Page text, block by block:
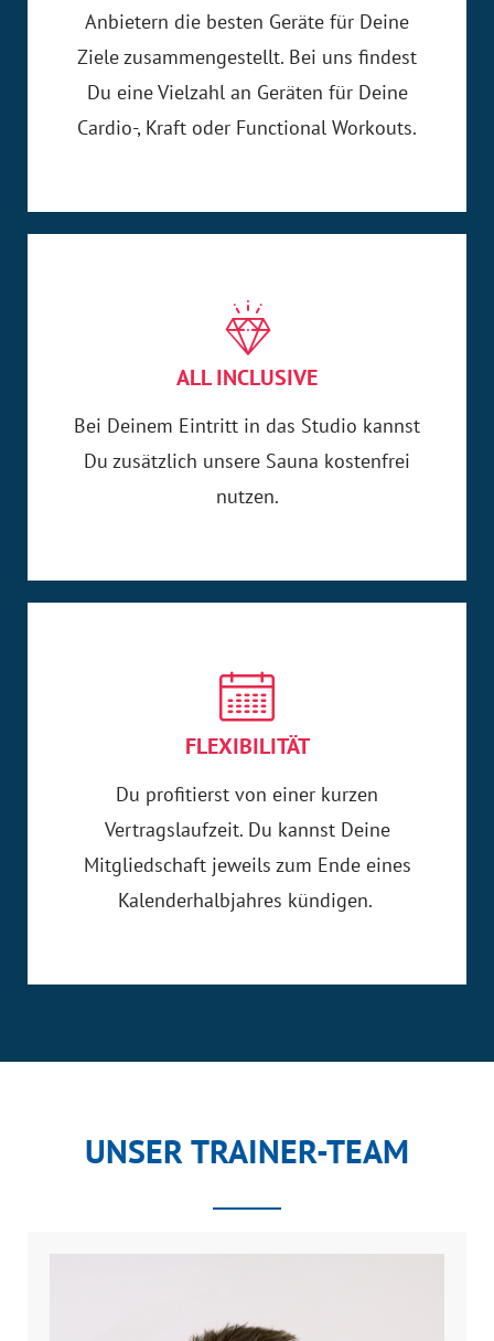
Anbietern die besten Geräte für Deine
Ziele zusammengestellt. Bei uns findest
Du eine Vielzahl an Geräten für Deine
Cardio-, Kraft oder Functional Workouts.
ALL INCLUSIVE
Bei Deinem Eintritt in das Studio kannst
Du zusätzlich unsere Sauna kostenfrei
nutzen.
FLEXIBILITÄT
Du profitierst von einer kurzen
Vertragslaufzeit. Du kannst Deine
Mitgliedschaft jeweils zum Ende eines
Kalenderhalbjahres kündigen.
UNSER TRAINER-TEAM